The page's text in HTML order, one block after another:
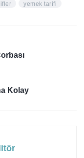
yemek tarifi
Kolay